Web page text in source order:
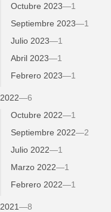
Octubre 2023—1
Septiembre 2023—1
Julio 2023—1
Abril 2023—1
Febrero 2023—1
2022—6
Octubre 2022—1
Septiembre 2022—2
Julio 2022—1
Marzo 2022—1
Febrero 2022—1
2021—8